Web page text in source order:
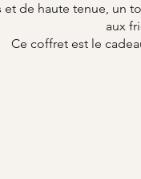
et de haute tenue, un
aux
Ce coffret est le